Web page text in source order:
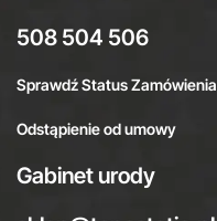
508 504 506
Sprawdź Status Zamówienia
Odstąpienie od umowy
Gabinet urody